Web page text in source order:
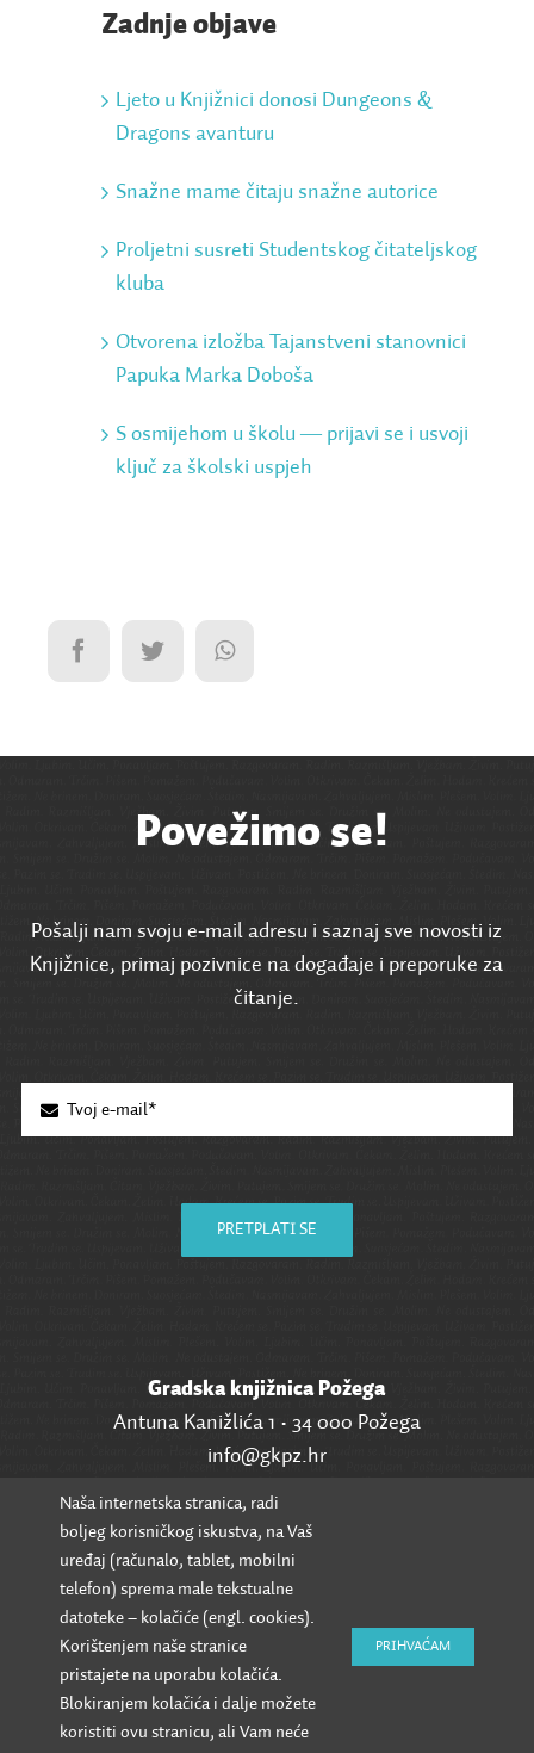
Zadnje objave
Ljeto u Knjižnici donosi Dungeons &
Dragons avanturu
Snažne mame čitaju snažne autorice
Proljetni susreti Studentskog čitateljskog
kluba
Otvorena izložba Tajanstveni stanovnici
Papuka Marka Doboša
S osmijehom u školu ― prijavi se i usvoji
ključ za školski uspjeh
Povežimo se!
Pošalji nam svoju e-mail adresu i saznaj sve novosti iz
Knjižnice, primaj pozivnice na događaje i preporuke za
čitanje.
PRETPLATI SE
Gradska knjižnica Požega
Antuna Kanižlića 1 • 34 000 Požega
info@gkpz.hr
SVI KONTAKTI
Naša internetska stranica, radi
boljeg korisničkog iskustva, na Vaš
uređaj (računalo, tablet, mobilni
telefon) sprema male tekstualne
datoteke – kolačiće (engl. cookies).
Korištenjem naše stranice
pristajete na uporabu kolačića.
Blokiranjem kolačića i dalje možete
koristiti ovu stranicu, ali Vam neće
PRIHVAĆAM